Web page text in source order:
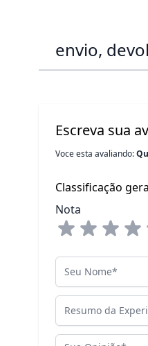
envio,
Escreva sua
Voce esta avaliando:
Classificação
Nota
Seu Nome
Resumo da
Sua Opinião